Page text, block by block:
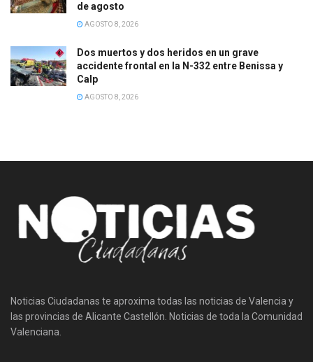
de agosto
AGOSTO 8, 2026
Dos muertos y dos heridos en un grave
accidente frontal en la N-332 entre Benissa y
Calp
AGOSTO 8, 2026
Noticias Ciudadanas te aproxima todas las noticias de Valencia y
las provincias de Alicante Castellón. Noticias de toda la Comunidad
Valenciana.